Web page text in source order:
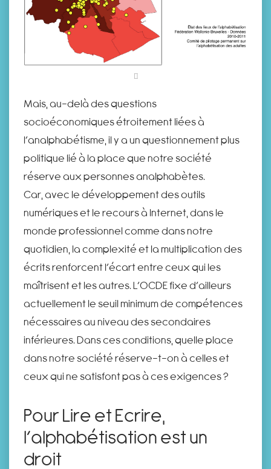
Mais, au-delà des questions
socioéconomiques étroitement liées à
l’analphabétisme, il y a un questionnement plus
politique lié à la place que notre société
réserve aux personnes analphabètes.
Car, avec le développement des outils
numériques et le recours à lnternet, dans le
monde professionnel comme dans notre
quotidien, la complexité et la multiplication des
écrits renforcent l’écart entre ceux qui les
maîtrisent et les autres. L’OCDE fixe d’ailleurs
actuellement le seuil minimum de compétences
nécessaires au niveau des secondaires
inférieures. Dans ces conditions, quelle place
dans notre société réserve-t-on à celles et
ceux qui ne satisfont pas à ces exigences ?
Pour Lire et Ecrire,
l’alphabétisation est un
droit